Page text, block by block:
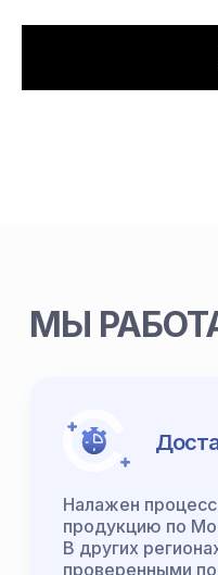
Налажен
продукцию по
В других
проверенными
МЫ